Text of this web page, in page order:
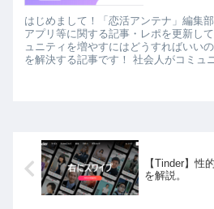
はじめまして！「恋活アンテナ」編集
アプリ等に関する記事・レポを更新し
ュニティを増やすにはどうすればいい
を解決する記事です！ 社会人がコミュ
【Tinder】性
を解説。